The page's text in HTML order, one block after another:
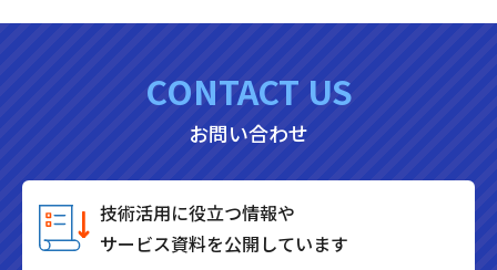
CONTACT US
お問い合わせ
技術活用に役立つ情報や
サービス資料を公開しています